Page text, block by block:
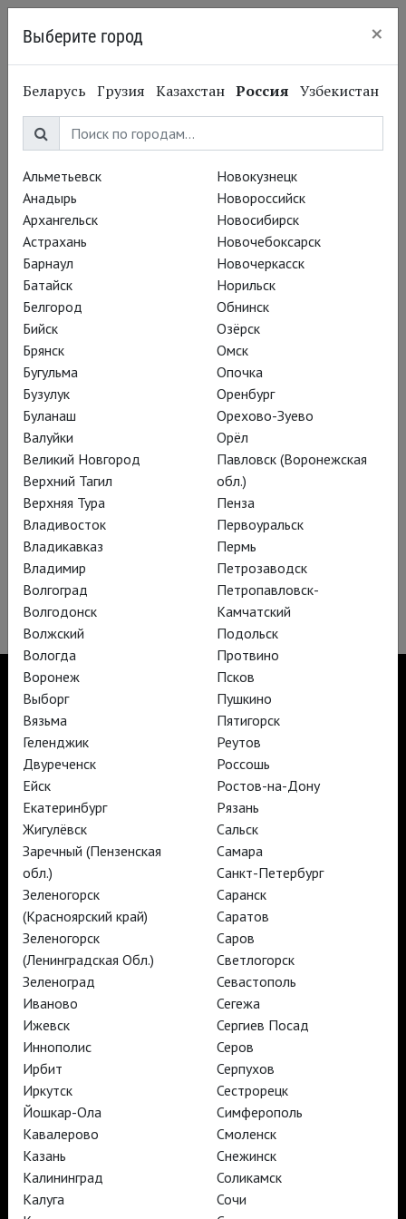
Театр Комедии в
Мельбурне
Шофер Мисс Дэйзи
Постановка Театра Комедии в Мельбурне. В главных ролях:
Джеймс Эрл Джонс и Анджела Лэнсбери
TheatreHD
TheatreHD Опера
TheatreHD Балет в кино
АРТ-ЛЕКТОРИЙ В КИНО
TheatreHD
АРТ-ЛЕКТОРИЙ В КИНО
TheatreHD
TheatreHD Опера
TheatreHD Балет в кино
АРТ-ЛЕКТОРИЙ В КИНО
TheatreHD
Подписаться на рассылку
Поддержать
Стать волонтёром
Как организовать показ в вашем городе
Контакты
© TheatreHD 2026
18+
Выберите город ×
Беларусь Грузия Казахстан Россия Узбекистан
Альметьевск
Анадырь
Архангельск
Астрахань
Барнаул
Батайск
Белгород
Бийск
Брянск
Бугульма
Бузулук
Буланаш
Валуйки
Великий Новгород
Верхний Тагил
Верхняя Тура
Владивосток
Владикавказ
Владимир
Волгоград
Волгодонск
Волжский
Вологда
Воронеж
Выборг
Вязьма
Геленджик
Двуреченск
Ейск
Екатеринбург
Жигулёвск
Заречный (Пензенская
обл.)
Зеленогорск
(Красноярский край)
Зеленогорск
(Ленинградская Обл.)
Зеленоград
Иваново
Ижевск
Иннополис
Ирбит
Иркутск
Йошкар-Ола
Кавалерово
Казань
Калининград
Калуга
Новокузнецк
Новороссийск
Новосибирск
Новочебоксарск
Новочеркасск
Норильск
Обнинск
Озёрск
Омск
Опочка
Оренбург
Орехово-Зуево
Орёл
Павловск (Воронежская
обл.)
Пенза
Первоуральск
Пермь
Петрозаводск
Петропавловск-
Камчатский
Подольск
Протвино
Псков
Пушкино
Пятигорск
Реутов
Россошь
Ростов-на-Дону
Рязань
Сальск
Самара
Санкт-Петербург
Саранск
Саратов
Саров
Светлогорск
Севастополь
Сегежа
Сергиев Посад
Серов
Серпухов
Сестрорецк
Симферополь
Смоленск
Снежинск
Соликамск
Сочи